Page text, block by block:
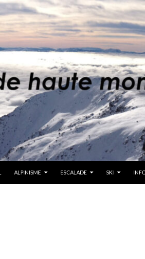
ALPINISME ESCALADE SKI